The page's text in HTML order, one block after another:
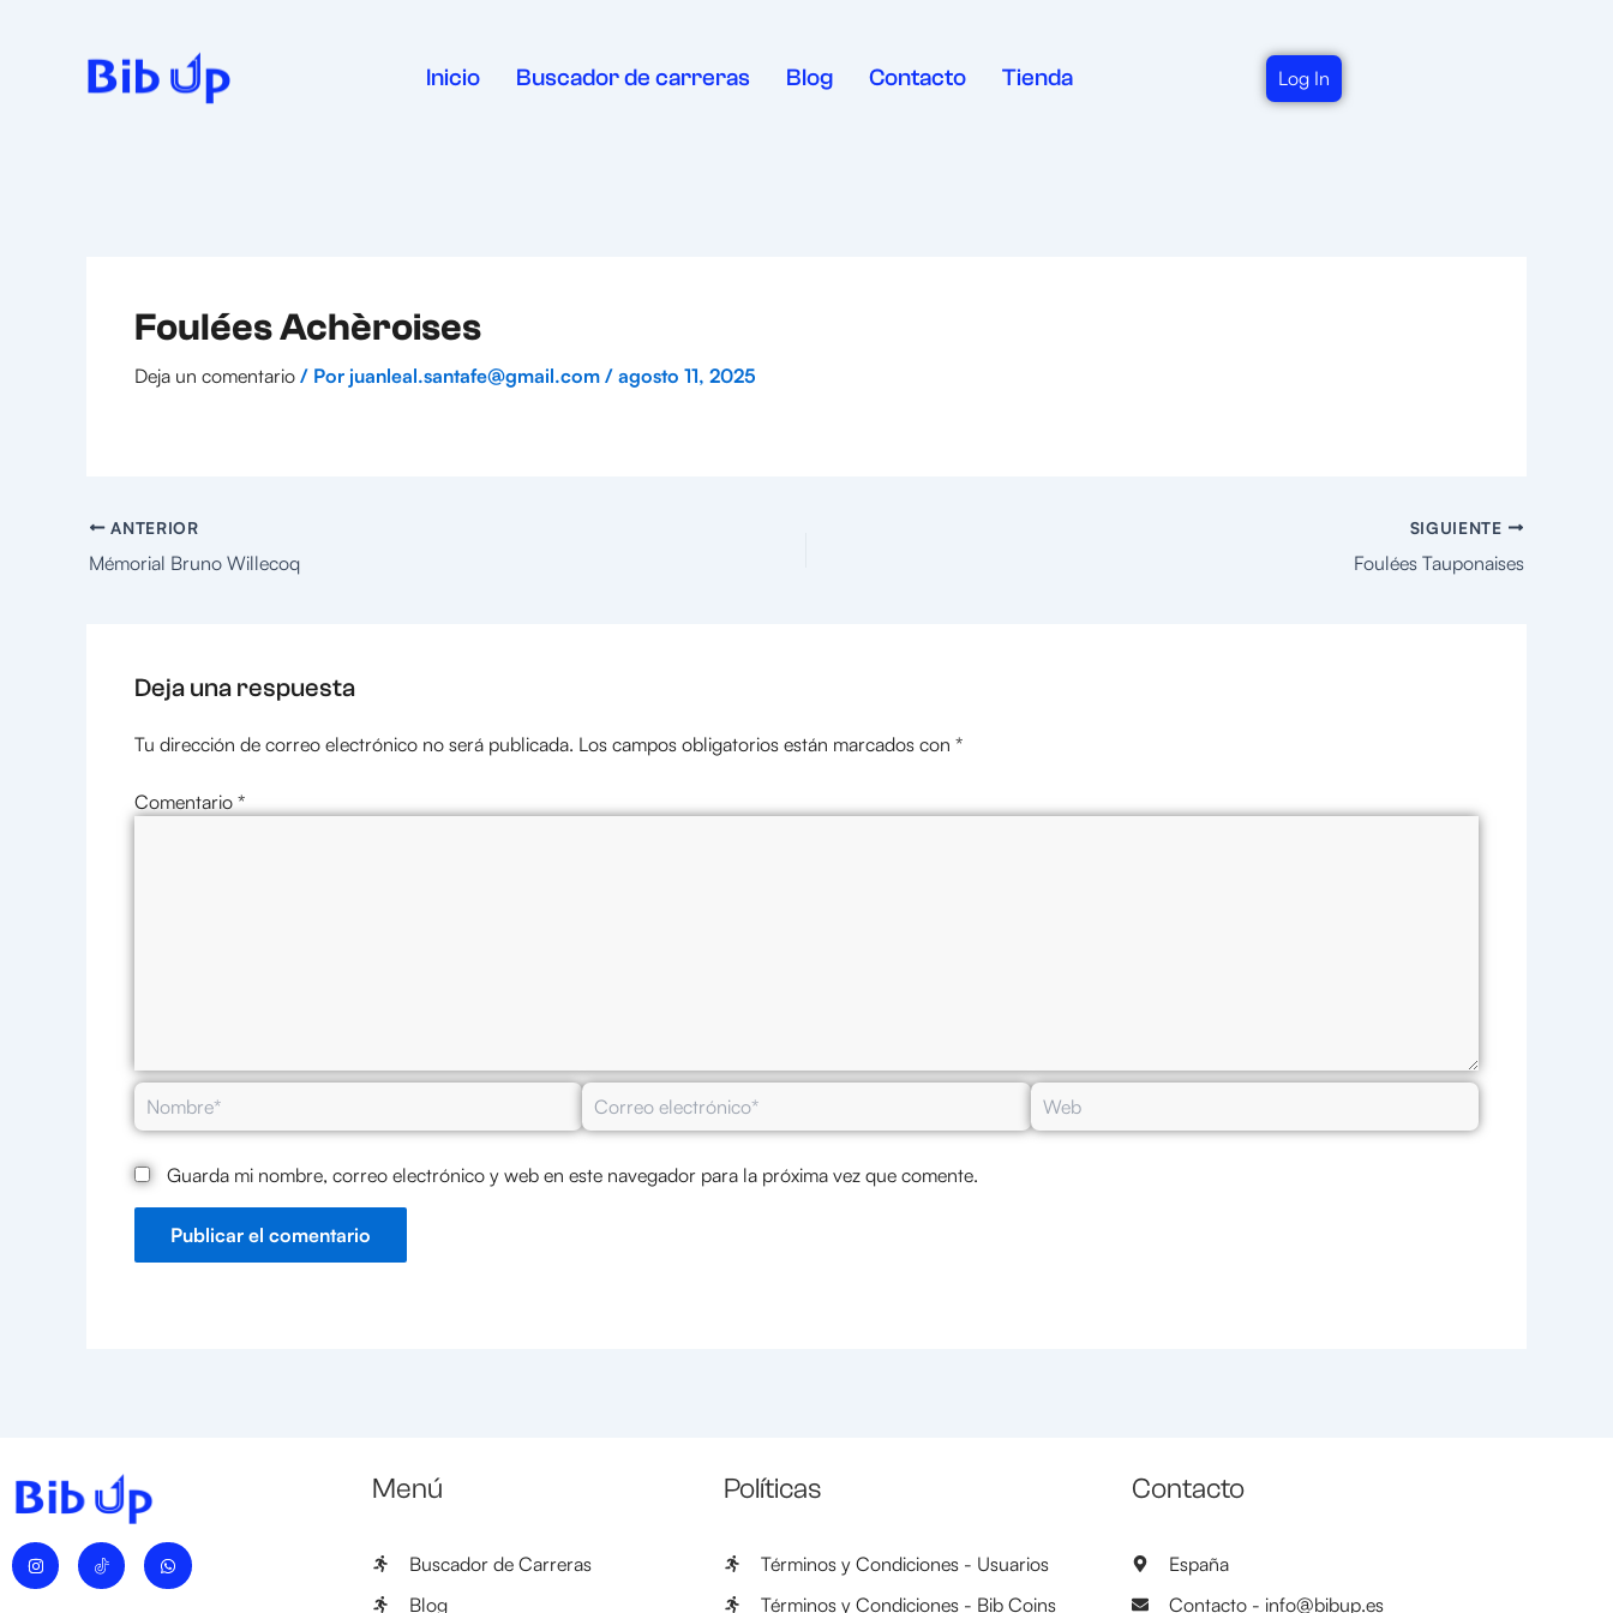
Inicio Buscador de carreras Blog Contacto Tienda Log In
Foulées Achèroises
Deja un comentario / Por juanleal.santafe@gmail.com / agosto 11, 2025
ANTERIOR
Mémorial Bruno Willecoq
SIGUIENTE
Foulées Tauponaises
Deja una respuesta
Tu dirección de correo electrónico no será publicada. Los campos obligatorios están marcados con *
Comentario *
Nombre*
Correo
electrónico*
Web
Guarda mi nombre, correo electrónico y web en este navegador para la próxima vez que comente.
I
n
W
h
Menú
Buscador de Carreras
Blog
Políticas
Términos y Condiciones - Usuarios
Términos y Condiciones - Bib Coins
Contacto
España
Contacto - info@bibup.es